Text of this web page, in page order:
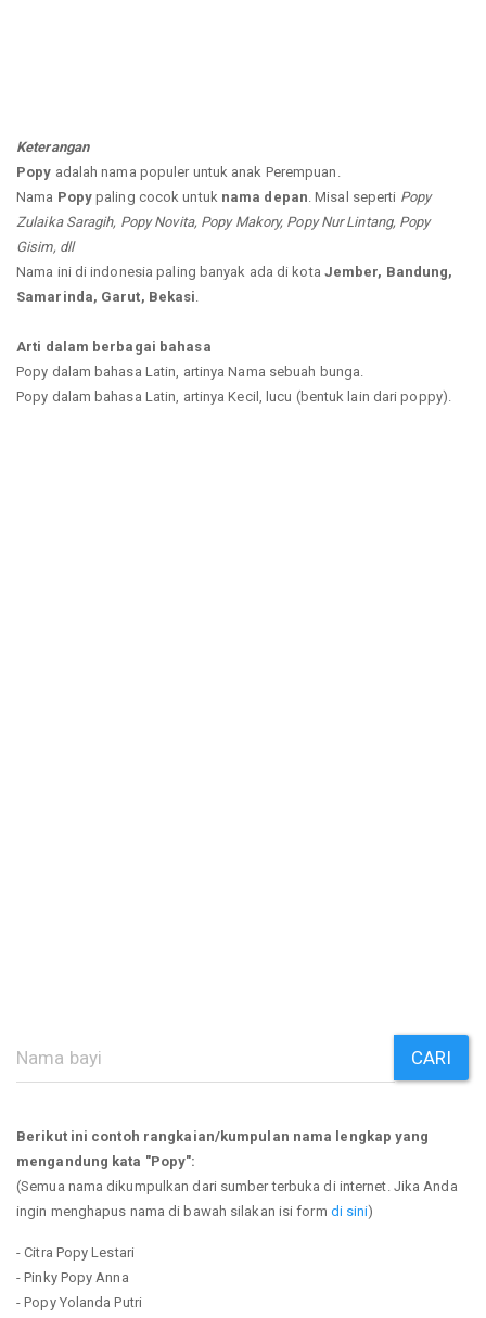
Keterangan
Popy adalah nama populer untuk anak Perempuan.
Nama Popypaling cocok untuk nama depan . Misal seperti Popy
Zulaika Saragih, Popy Novita, Popy Makory, Popy Nur Lintang, Popy
Gisim, dll
Nama ini di indonesia paling banyak ada di kota Jember, Bandung,
Samarinda, Garut, Bekasi
Arti dalam berbagai bahasa
Popy dalam bahasa Latin, artinya Nama sebuah bunga.
Popy dalam bahasa Latin, artinya Kecil, lucu (bentuk lain dari poppy).
CARI
Berikut ini contoh rangkaian/kumpulan nama lengkap yang
mengandung kata "Popy":
(Semua nama dikumpulkan dari sumber terbuka di internet. Jika Anda
ingin menghapus nama di bawah silakan isi form di sini)
- Citra Popy Lestari
- Pinky Popy Anna
- Popy Yolanda Putri